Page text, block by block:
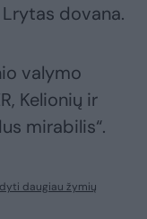
dovana.
valymo
Kelionių ir
mirabilis“.
daugiau žymių